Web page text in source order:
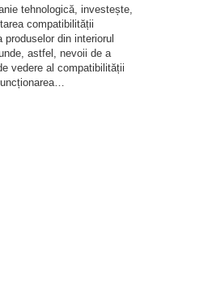
tehnologică, investește,
compatibilității
produselor din interiorul
astfel, nevoii de a
vedere al compatibilității